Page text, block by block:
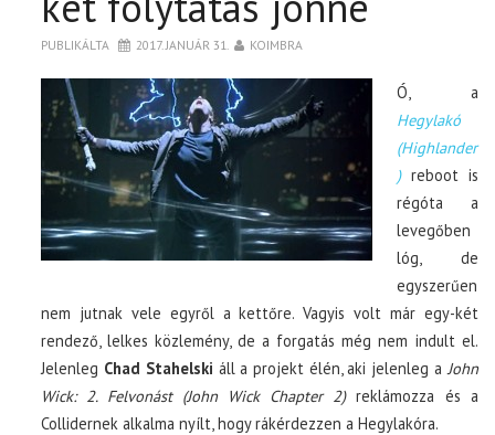
PUBLIKÁLTA 2017. JANUÁR 31. KOIMBRA
Ó, a
Hegylakó
(Highlander
)reboot is
régóta a
levegőben
lóg, de
egyszerűen
nem jutnak vele egyről a kettőre. Vagyis volt már egy-két
rendező, lelkes közlemény, de a forgatás még nem indult el.
Jelenleg Chad Stahelski áll a projekt élén, aki jelenleg aJohn
Wick: 2. Felvonást (John Wick Chapter 2)reklámozza és a
Collidernek alkalma nyílt, hogy rákérdezzen a Hegylakóra.